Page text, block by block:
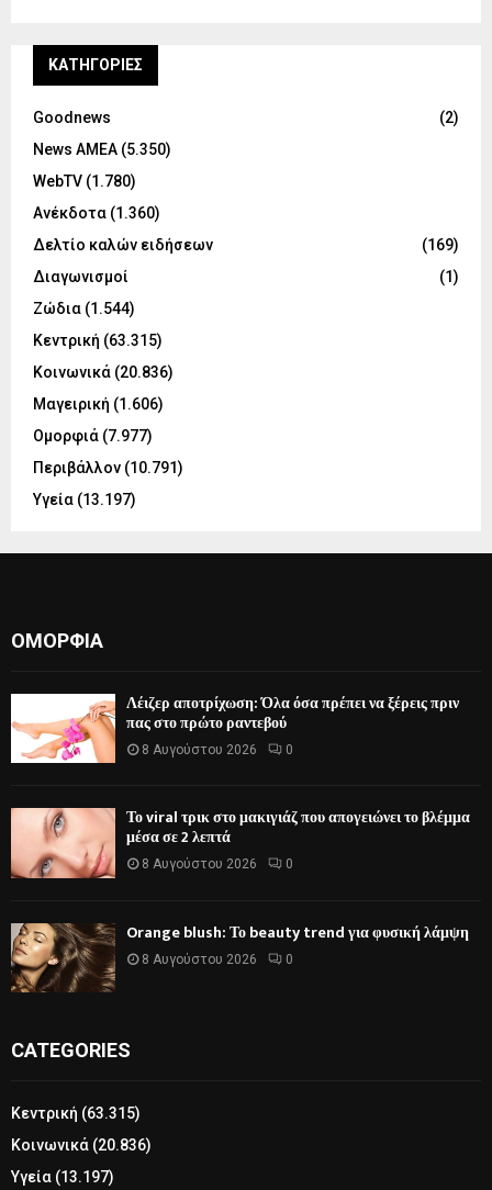
KΑΤΗΓΟΡΊΕΣ
Goodnews
(2)
News ΑΜΕΑ (5.350)
WebTV (1.780)
Ανέκδοτα (1.360)
Δελτίο καλών ειδήσεων
(169)
Διαγωνισμοί
(1)
Ζώδια (1.544)
Κεντρική (63.315)
Κοινωνικά (20.836)
Μαγειρική (1.606)
Ομορφιά (7.977)
Περιβάλλον (10.791)
Υγεία (13.197)
ΟΜΟΡΦΙΆ
Λέιζερ αποτρίχωση: Όλα όσα πρέπει να ξέρεις πριν
πας στο πρώτο ραντεβού
8 Αυγούστου 2026 0
Το viral τρικ στο μακιγιάζ που απογειώνει το βλέμμα
μέσα σε 2 λεπτά
8 Αυγούστου 2026 0
Orange blush: Το beauty trend για φυσική λάμψη
8 Αυγούστου 2026 0
CATEGORIES
Κεντρική (63.315)
Κοινωνικά (20.836)
Υγεία (13.197)